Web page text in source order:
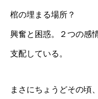
棺の埋まる場所？
興奮と困惑。２つの感
支配している。
まさにちょうどその頃